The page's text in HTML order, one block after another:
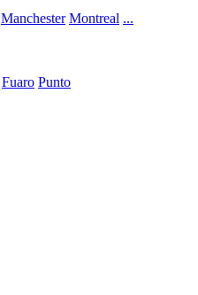
Manchester Montreal ...
Fuaro Punto